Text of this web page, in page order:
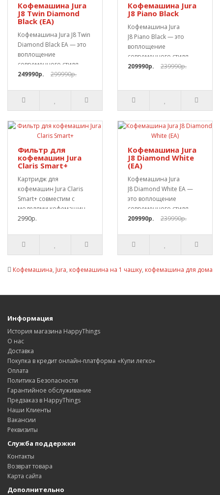
Кофемашина Jura
J8 Twin Diamond
Black (EA)
Кофемашина Jura J8 Twin
Diamond Black EA — это
воплощение
современного стиля,
передовых техноло..
249990р. 299990р.
Кофемашина Jura
J8 Piano Black
Кофемашина Jura
J8 Piano Black — это
воплощение
современного стиля,
передовых технологий
209990р. 239990р.
Фильтр для
кофемашин Jura
Claris Smart+
Картридж для
кофемашин Jura Claris
Smart+ совместим с
моделями кофемашин
Jura E6 и Z6. В компл..
2990р.
Кофемашина Jura
J8 Diamond White
(EA)
Кофемашина Jura
J8 Diamond White EA —
это воплощение
современного стиля,
передовых техноло..
209990р. 239990р.
Кофемашина, Jura, кофемашина на 1 чашку, кофемашина для дома
Информация
История магазина HappyThings
О нас
Доставка
Покупка в кредит онлайн-платформа «Купи легко»
Оплата
Политика Безопасности
Гарантийное обслуживание
Предзаказ в HappyThings
Наши Клиенты
Вакансии
Реквизиты
Служба поддержки
Контакты
Возврат товара
Карта сайта
Дополнительно